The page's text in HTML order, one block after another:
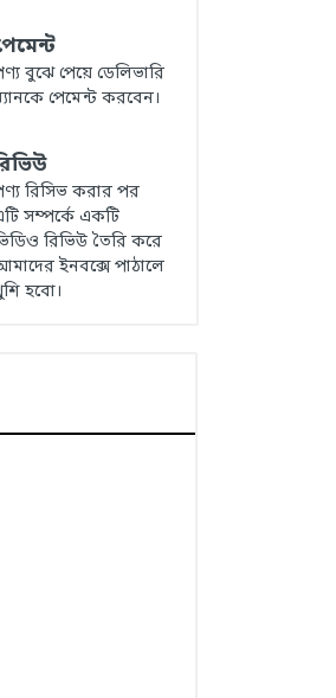
বুঝে পেয়ে ডেলিভারি
পেমেন্ট করবেন।
রিসিভ করার পর
সম্পর্কে একটি
রিভিউ তৈরি করে
ইনবক্সে পাঠালে
হবো।